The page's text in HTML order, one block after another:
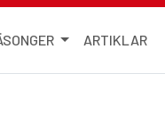
ARTIKLAR